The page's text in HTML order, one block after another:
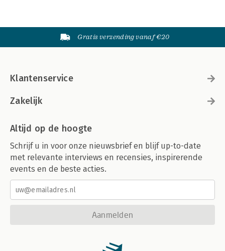
Gratis verzending vanaf €20
Klantenservice
Zakelijk
Altijd op de hoogte
Schrijf u in voor onze nieuwsbrief en blijf up-to-date
met relevante interviews en recensies, inspirerende
events en de beste acties.
Aanmelden